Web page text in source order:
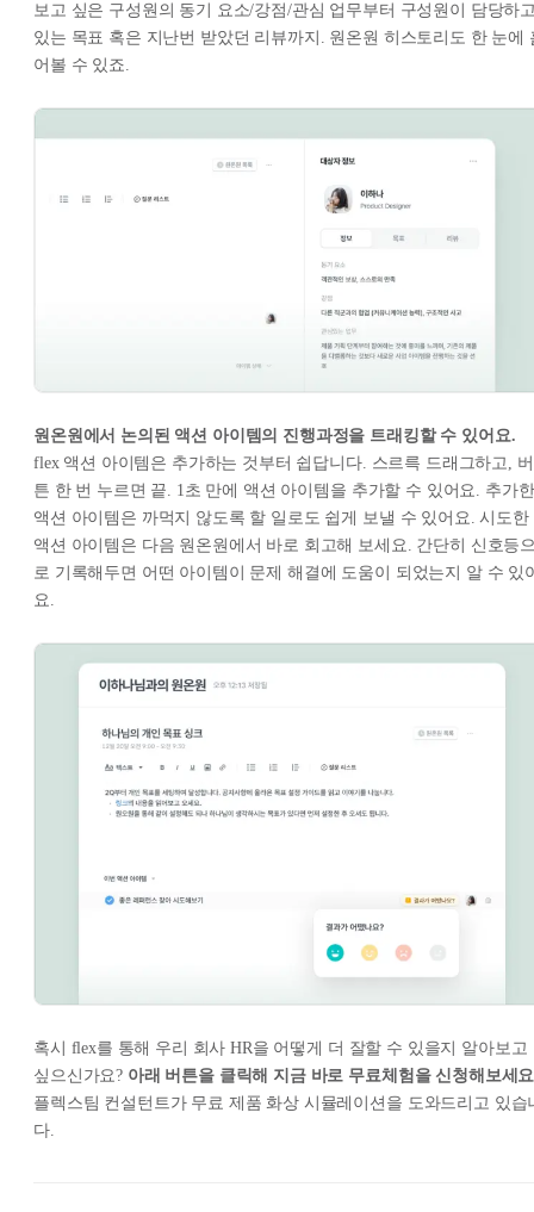
보고 싶은 구성원의 동기 요소/강점/관심 업무부터 구성원이 담당하
있는 목표 혹은 지난번 받았던 리뷰까지. 원온원 히스토리도 한 눈에
어볼 수 있죠.
원온원에서 논의된 액션 아이템의 진행과정을 트래킹할 수 있어요.
flex 액션 아이템은 추가하는 것부터 쉽답니다. 스르륵 드래그하고, 버
튼 한 번 누르면 끝. 1초 만에 액션 아이템을 추가할 수 있어요. 추가한
액션 아이템은 까먹지 않도록 할 일로도 쉽게 보낼 수 있어요. 시도한
액션 아이템은 다음 원온원에서 바로 회고해 보세요. 간단히 신호등
로 기록해두면 어떤 아이템이 문제 해결에 도움이 되었는지 알 수 있
요.
혹시 flex를 통해 우리 회사 HR을 어떻게 더 잘할 수 있을지 알아보고
싶으신가요? 아래 버튼을 클릭해 지금 바로 무료체험을 신청해보세
플렉스팀 컨설턴트가 무료 제품 화상 시뮬레이션을 도와드리고 있습
다.